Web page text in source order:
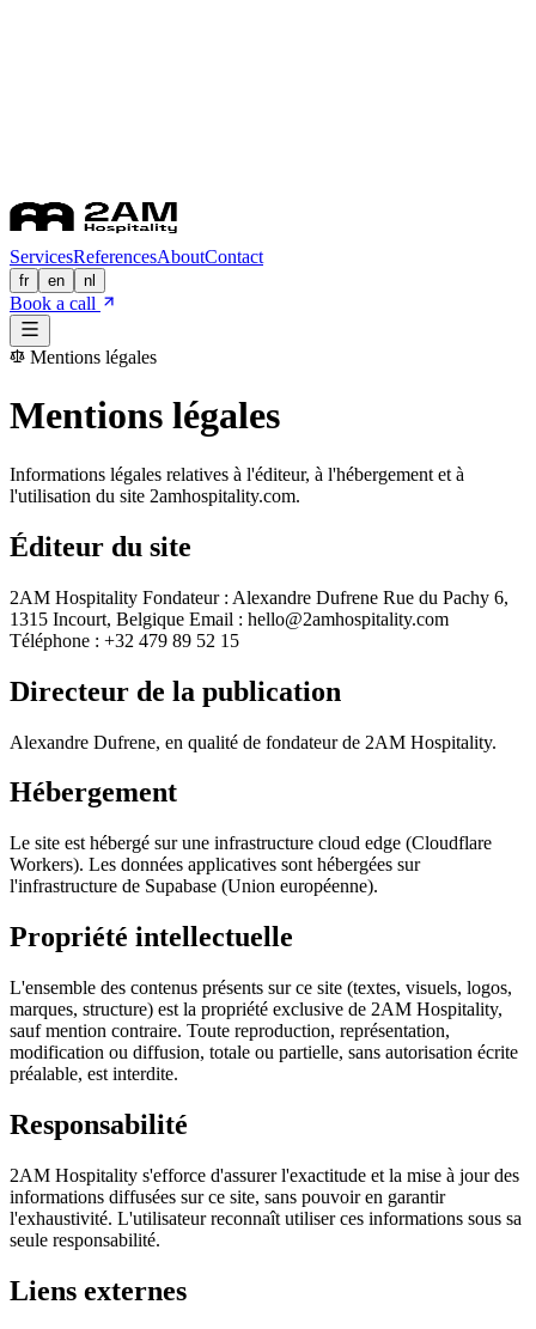
ServicesReferencesAboutContact
fr en nl
Book a call
Mentions légales
Mentions légales
Informations légales relatives à l'éditeur, à l'hébergement et à
l'utilisation du site 2amhospitality.com.
Éditeur du site
2AM Hospitality Fondateur : Alexandre Dufrene Rue du Pachy 6,
1315 Incourt, Belgique Email : hello@2amhospitality.com
Téléphone : +32 479 89 52 15
Directeur de la publication
Alexandre Dufrene, en qualité de fondateur de 2AM Hospitality.
Hébergement
Le site est hébergé sur une infrastructure cloud edge (Cloudflare
Workers). Les données applicatives sont hébergées sur
l'infrastructure de Supabase (Union européenne).
Propriété intellectuelle
L'ensemble des contenus présents sur ce site (textes, visuels, logos,
marques, structure) est la propriété exclusive de 2AM Hospitality,
sauf mention contraire. Toute reproduction, représentation,
modification ou diffusion, totale ou partielle, sans autorisation écrite
préalable, est interdite.
Responsabilité
2AM Hospitality s'efforce d'assurer l'exactitude et la mise à jour des
informations diffusées sur ce site, sans pouvoir en garantir
l'exhaustivité. L'utilisateur reconnaît utiliser ces informations sous sa
seule responsabilité.
Liens externes